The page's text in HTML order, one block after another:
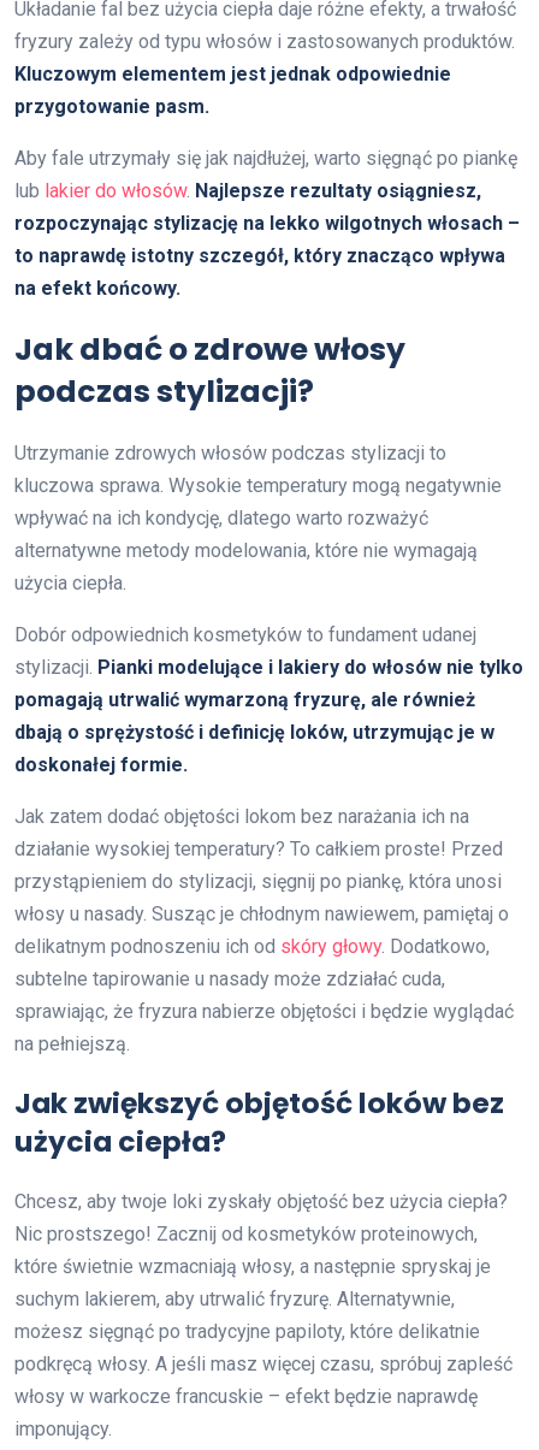
Układanie fal bez użycia ciepła daje różne efekty, a trwałość
fryzury zależy od typu włosów i zastosowanych produktów.
Kluczowym elementem jest jednak odpowiednie
przygotowanie pasm.
Aby fale utrzymały się jak najdłużej, warto sięgnąć po piankę
lub lakier do włosów. Najlepsze rezultaty osiągniesz,
rozpoczynając stylizację na lekko wilgotnych włosach –
to naprawdę istotny szczegół, który znacząco wpływa
na efekt końcowy.
Jak dbać o zdrowe włosy
podczas stylizacji?
Utrzymanie zdrowych włosów podczas stylizacji to
kluczowa sprawa. Wysokie temperatury mogą negatywnie
wpływać na ich kondycję, dlatego warto rozważyć
alternatywne metody modelowania, które nie wymagają
użycia ciepła.
Dobór odpowiednich kosmetyków to fundament udanej
stylizacji. Pianki modelujące i lakiery do włosów nie tylko
pomagają utrwalić wymarzoną fryzurę, ale również
dbają o sprężystość i definicję loków, utrzymując je w
doskonałej formie.
Jak zatem dodać objętości lokom bez narażania ich na
działanie wysokiej temperatury? To całkiem proste! Przed
przystąpieniem do stylizacji, sięgnij po piankę, która unosi
włosy u nasady. Susząc je chłodnym nawiewem, pamiętaj o
delikatnym podnoszeniu ich od skóry głowy. Dodatkowo,
subtelne tapirowanie u nasady może zdziałać cuda,
sprawiając, że fryzura nabierze objętości i będzie wyglądać
na pełniejszą.
Jak zwiększyć objętość loków bez
użycia ciepła?
Chcesz, aby twoje loki zyskały objętość bez użycia ciepła?
Nic prostszego! Zacznij od kosmetyków proteinowych,
które świetnie wzmacniają włosy, a następnie spryskaj je
suchym lakierem, aby utrwalić fryzurę. Alternatywnie,
możesz sięgnąć po tradycyjne papiloty, które delikatnie
podkręcą włosy. A jeśli masz więcej czasu, spróbuj zapleść
włosy w warkocze francuskie – efekt będzie naprawdę
imponujący.